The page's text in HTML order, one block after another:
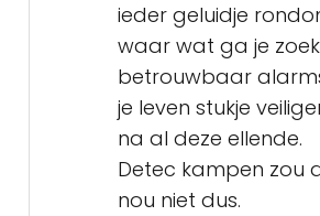
ieder geluidje
waar wat ga je
betrouwbaar
je leven stukje
na al deze ellende.
Detec kampen zou
nou niet dus.